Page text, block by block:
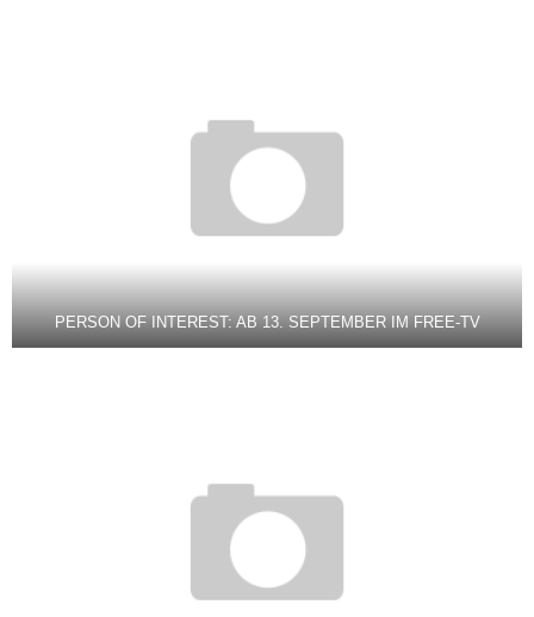
PERSON OF INTEREST: AB 13. SEPTEMBER IM FREE-TV